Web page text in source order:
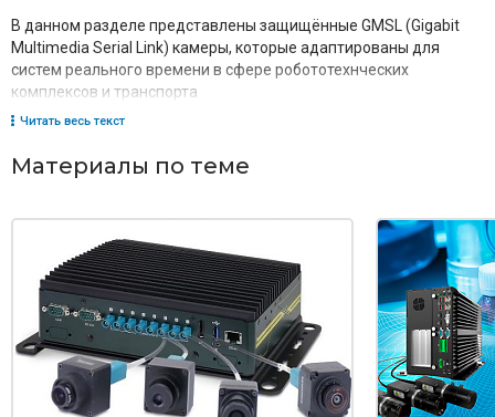
В данном разделе представлены защищённые GMSL (Gigabit
Multimedia Serial Link) камеры, которые адаптированы для
систем реального времени в сфере робототехнческих
комплексов и транспорта
Читать весь текст
Материалы по теме